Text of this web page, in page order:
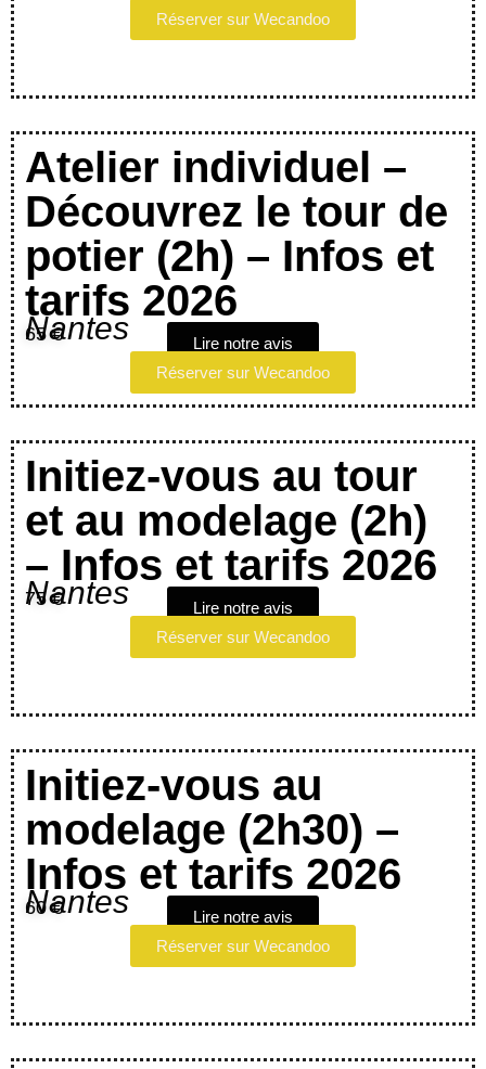
Réserver sur Wecandoo
Atelier individuel –
Découvrez le tour de
potier (2h) – Infos et
tarifs 2026
Nantes
65 €
Lire notre avis
Réserver sur Wecandoo
Initiez-vous au tour
et au modelage (2h)
– Infos et tarifs 2026
Nantes
75 €
Lire notre avis
Réserver sur Wecandoo
Initiez-vous au
modelage (2h30) –
Infos et tarifs 2026
Nantes
60 €
Lire notre avis
Réserver sur Wecandoo